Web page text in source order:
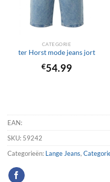
CATEGORIE
ter Horst mode jeans jort
€54.99
EAN:
SKU: 59242
Categorieën: Lange Jeans,